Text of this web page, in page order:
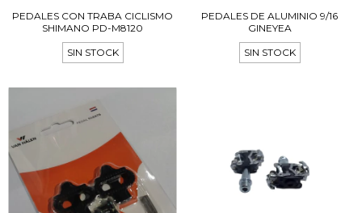
PEDALES CON TRABA CICLISMO
SHIMANO PD-M8120
SIN STOCK
PEDALES DE ALUMINIO 9/16
GINEYEA
SIN STOCK